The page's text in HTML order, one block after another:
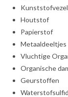
Houtstof
Papierstof
Metaaldeeltjes
Vluchtige
Organische
Geurstoffen